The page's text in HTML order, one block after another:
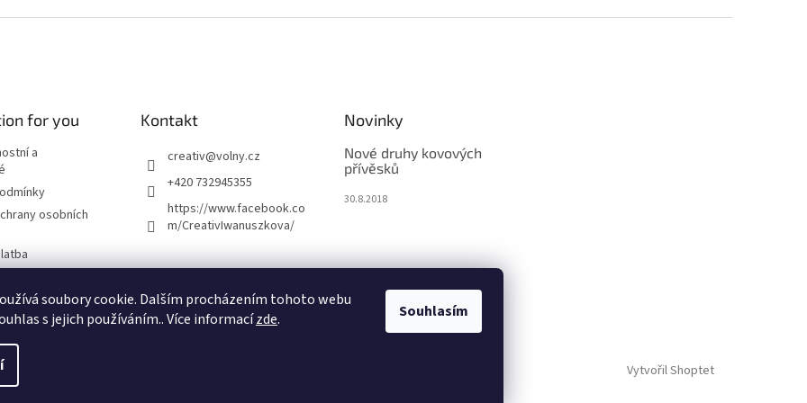
soubory cookie. Dalším procházením tohoto webu
s jejich používáním.. Více informacízde. Souhlasím
v
p
i
u
for you
a
osobních
Kontakt
creativ@volny.cz
+420 732945355
https://www.facebook.co
m/CreativIwanuszkova/
Novinky
Nové druhy kovových
přívěsků
30.8.2018
Vytvořil Shoptet